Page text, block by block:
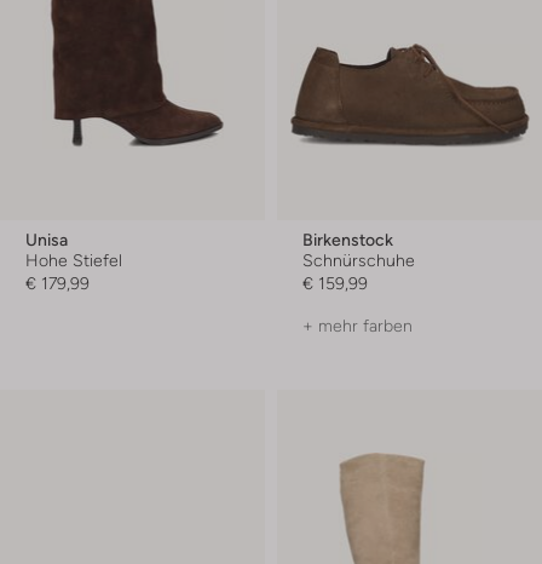
Unisa
Hohe Stiefel
€ 179,99
Birkenstock
Schnürschuhe
€ 159,99
+ mehr farben